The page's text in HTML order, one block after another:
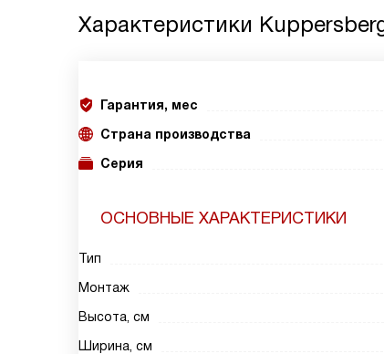
Характеристики
Гарантия, мес
Страна производства
Серия
ОСНОВНЫЕ ХАРАКТЕРИСТИКИ
Тип
Монтаж
Высота, см
Ширина, см